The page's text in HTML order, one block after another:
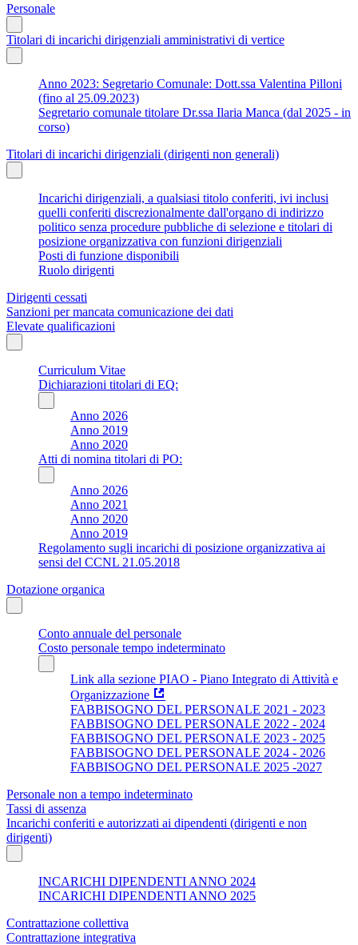
Personale
Titolari di incarichi dirigenziali amministrativi di vertice
Anno 2023: Segretario Comunale: Dott.ssa Valentina Pilloni
(fino al 25.09.2023)
Segretario comunale titolare Dr.ssa Ilaria Manca (dal 2025 - in
corso)
Titolari di incarichi dirigenziali (dirigenti non generali)
Incarichi dirigenziali, a qualsiasi titolo conferiti, ivi inclusi
quelli conferiti discrezionalmente dall'organo di indirizzo
politico senza procedure pubbliche di selezione e titolari di
posizione organizzativa con funzioni dirigenziali
Posti di funzione disponibili
Ruolo dirigenti
Dirigenti cessati
Sanzioni per mancata comunicazione dei dati
Elevate qualificazioni
Curriculum Vitae
Dichiarazioni titolari di EQ:
Anno 2026
Anno 2019
Anno 2020
Atti di nomina titolari di PO:
Anno 2026
Anno 2021
Anno 2020
Anno 2019
Regolamento sugli incarichi di posizione organizzativa ai
sensi del CCNL 21.05.2018
Dotazione organica
Conto annuale del personale
Costo personale tempo indeterminato
Link alla sezione PIAO - Piano Integrato di Attività e
Organizzazione
FABBISOGNO DEL PERSONALE 2021 - 2023
FABBISOGNO DEL PERSONALE 2022 - 2024
FABBISOGNO DEL PERSONALE 2023 - 2025
FABBISOGNO DEL PERSONALE 2024 - 2026
FABBISOGNO DEL PERSONALE 2025 -2027
Personale non a tempo indeterminato
Tassi di assenza
Incarichi conferiti e autorizzati ai dipendenti (dirigenti e non
dirigenti)
INCARICHI DIPENDENTI ANNO 2024
INCARICHI DIPENDENTI ANNO 2025
Contrattazione collettiva
Contrattazione integrativa